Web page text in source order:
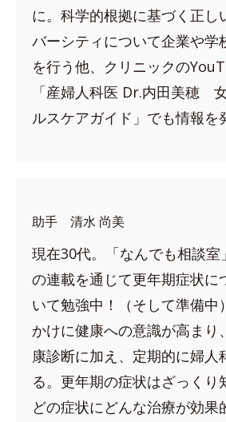
に。科学的根拠に基づく正し
バーシティについて企業や学
を行う他、クリニックの
「産婦人科医 Dr.内田美穂
ルスケアガイド」でも情報を
助手 清水 尚美
現在30代。「なんでも相談室」
の連載を通じて更年期症状に
いて勉強中！（そして準備中
かけに健康への意識が高まり
康診断に加え、定期的に婦人
る。更年期の症状はざっくり
どの症状にどんな治療が効果